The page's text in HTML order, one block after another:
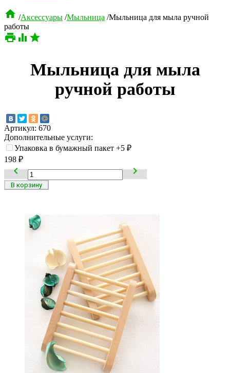
 /Аксессуары /Мыльница /Мыльница для мыла ручной
работы
  
Мыльница для мыла
ручной работы
Артикул: 670
Дополнительные услуги:
Упаковка в бумажный пакет +5 ₽
198 ₽
 